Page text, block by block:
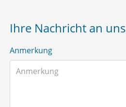
Ihre Nachricht an uns
Anmerkung